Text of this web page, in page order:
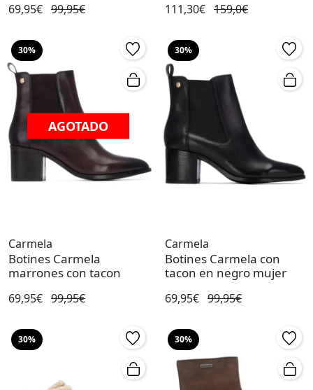
69,95€ 99,95€ 111,30€ 159,0€
30%
AGOTADO
Carmela
Botines Carmela
marrones con tacon
69,95€ 99,95€
30%
Carmela
Botines Carmela con
tacon en negro mujer
69,95€ 99,95€
30% 30%